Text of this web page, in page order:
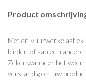
Product
Met dit vuurwerkelastiek
binden of aan een
Zeker wanneer het weer
verstandig om uw